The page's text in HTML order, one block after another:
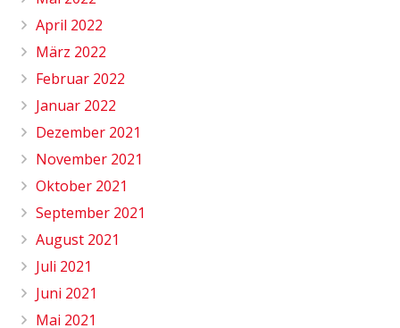
April 2022
März 2022
Februar 2022
Januar 2022
Dezember 2021
November 2021
Oktober 2021
September 2021
August 2021
Juli 2021
Juni 2021
Mai 2021